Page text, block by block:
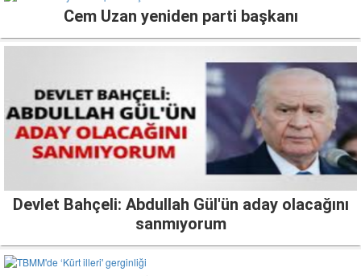
Cem Uzan yeniden parti başkanı
Devlet Bahçeli: Abdullah Gül'ün aday olacağını
sanmıyorum